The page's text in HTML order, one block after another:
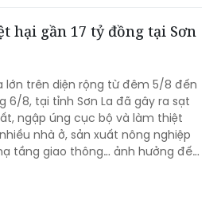
hại gần 17 tỷ đồng tại Sơn
lớn trên diện rộng từ đêm 5/8 đến
6/8, tại tỉnh Sơn La đã gây ra sạt
ngập úng cục bộ và làm thiệt
nhà ở, sản xuất nông nghiệp
tầng giao thông… ảnh hưởng đến